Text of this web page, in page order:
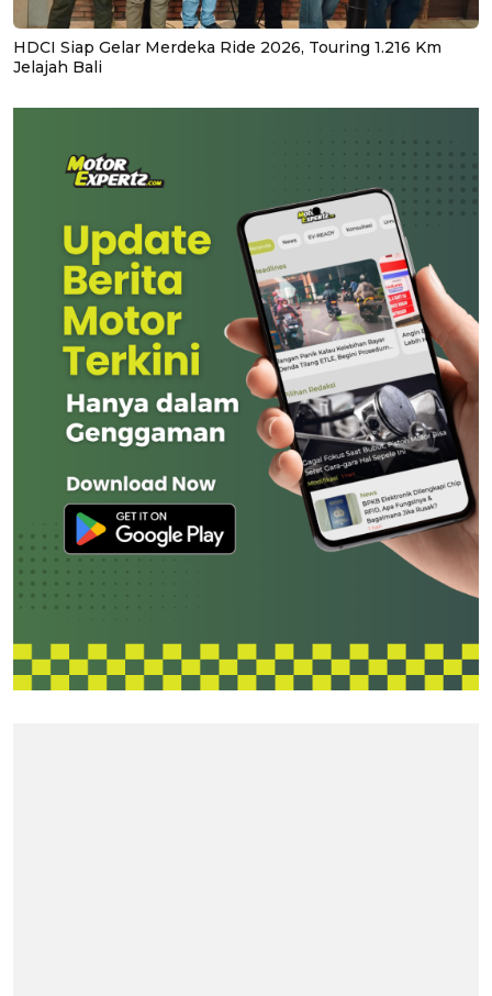
HDCI Siap Gelar Merdeka Ride 2026, Touring 1.216 Km
Jelajah Bali